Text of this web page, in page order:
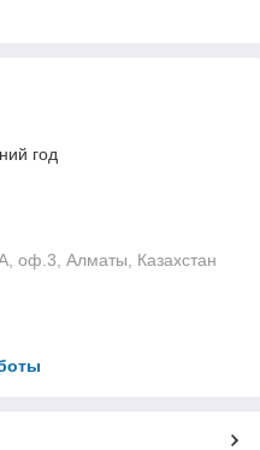
год
оф.3, Алматы, Казахстан